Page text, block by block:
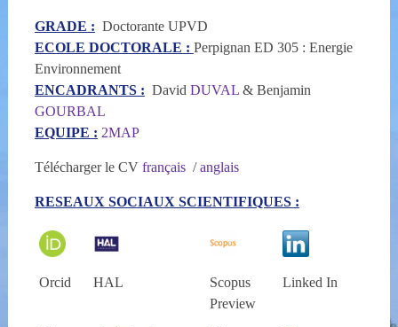
GRADE : Doctorante UPVD
ECOLE DOCTORALE : Perpignan ED 305 : Energie
Environnement
ENCADRANTS : David DUVAL& Benjamin
GOURBAL
EQUIPE : 2MAP
Télécharger le CV français/anglais
RESEAUX SOCIAUX SCIENTIFIQUES :
Orcid HAL
Scopus
Preview
Linked In